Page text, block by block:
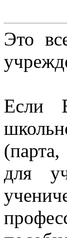
Это
Если
для